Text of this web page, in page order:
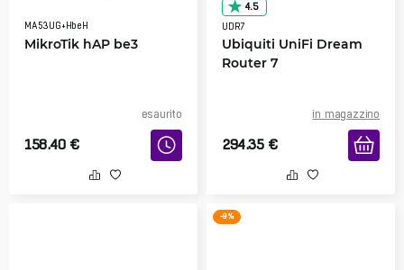
MA53UG+HbeH
MikroTik hAP be3
esaurito
158.40 €
4.5
UDR7
Ubiquiti UniFi Dream
Router 7
in magazzino
294.35 €
-9 %